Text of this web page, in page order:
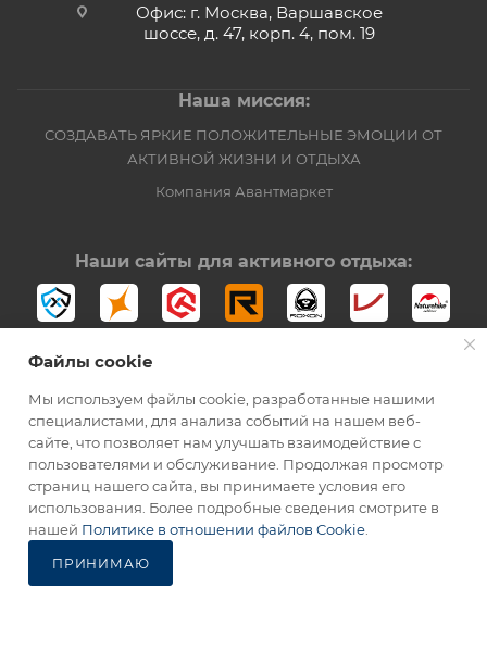
В КОРЗИНУ
Офис: г. Москва, Варшавское
шоссе, д. 47, корп. 4, пом. 19
Наша миссия:
СОЗДАВАТЬ ЯРКИЕ ПОЛОЖИТЕЛЬНЫЕ ЭМОЦИИ ОТ
АКТИВНОЙ ЖИЗНИ И ОТДЫХА
Компания Авантмаркет
Наши сайты для активного отдыха:
2012-2026 © Официальный дистрибьютор Opinel в России
Файлы cookie
Мы используем файлы cookie, разработанные нашими
специалистами, для анализа событий на нашем веб-
сайте, что позволяет нам улучшать взаимодействие с
пользователями и обслуживание. Продолжая просмотр
страниц нашего сайта, вы принимаете условия его
использования. Более подробные сведения смотрите в
нашей Политике в отношении файлов Cookie
ПРИНИМАЮ
Каталог
Избранные